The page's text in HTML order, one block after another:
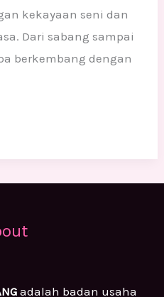
kekayaan seni dan
Dari sabang sampai
berkembang dengan
adalah badan usaha